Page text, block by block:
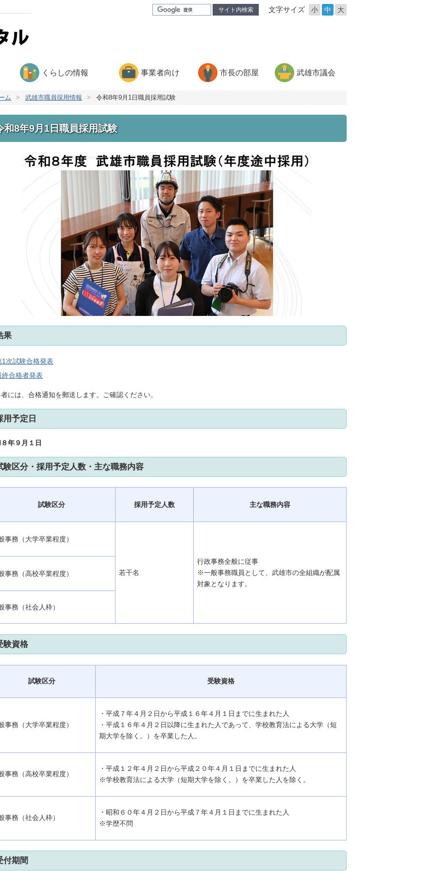
サイト内検索 文字サイズ 小 中 大
くらしの情報 事業者向け 市長の部屋 武雄市議会
ム > 武雄市職員採用情報 > 令和8年9月1日職員採用試験
和8年9月1日職員採用試験
果
1次試験合格発表
終合格者発表
には、合格通知を郵送します。ご確認ください。
用予定日
年９月１日
験区分・採用予定人数・主な職務内容
試験区分 採用予定人数 主な職務内容
事務（大学卒業程度）
若干名
行政事務全般に従事
※一般事務職員として、武雄市の全組織が配属
対象となります。
事務（高校卒業程度）
事務（社会人枠）
験資格
試験区分 受験資格
事務（大学卒業程度）
・平成７年４月２日から平成１６年４月１日までに生まれた人
・平成１６年４月２日以降に生まれた人であって、学校教育法による大学（短
期大学を除く。）を卒業した人。
事務（高校卒業程度）
・平成１２年４月２日から平成２０年４月１日までに生まれた人
※学校教育法による大学（短期大学を除く。）を卒業した人を除く。
事務（社会人枠）
・昭和６０年４月２日から平成７年４月１日までに生まれた人
※学歴不問
付期間